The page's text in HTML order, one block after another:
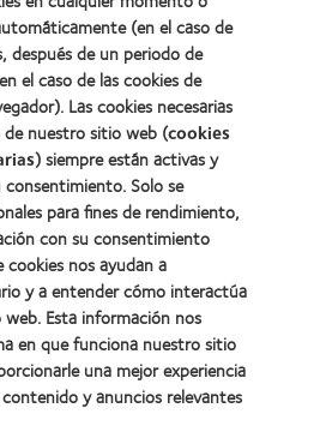
de contacto
visión
(en el caso de
después de un periodo de
el caso de las cookies de
Las cookies necesarias
nuestro sitio web (cookies
) siempre están activas y
Solo se
para fines de rendimiento,
con su consentimiento
nos ayudan a
y a entender cómo interactúa
Esta información nos
en que funciona nuestro sitio
una mejor experiencia
y anuncios relevantes